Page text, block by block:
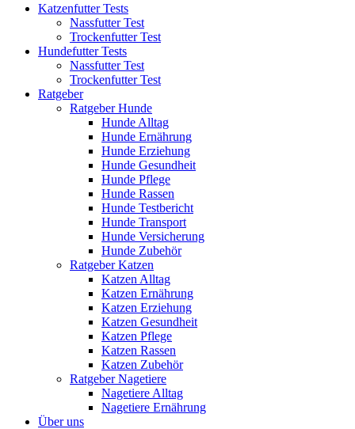
Katzenfutter Tests
Nassfutter Test
Trockenfutter Test
Hundefutter Tests
Nassfutter Test
Trockenfutter Test
Ratgeber
Ratgeber Hunde
Hunde Alltag
Hunde Ernährung
Hunde Erziehung
Hunde Gesundheit
Hunde Pflege
Hunde Rassen
Hunde Testbericht
Hunde Transport
Hunde Versicherung
Hunde Zubehör
Ratgeber Katzen
Katzen Alltag
Katzen Ernährung
Katzen Erziehung
Katzen Gesundheit
Katzen Pflege
Katzen Rassen
Katzen Zubehör
Ratgeber Nagetiere
Nagetiere Alltag
Nagetiere Ernährung
Über uns